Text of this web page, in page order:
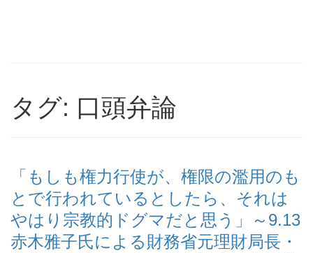
タグ: 口頭弁論
「もしも権力行使が、権限の濫用のも
とで行われているとしたら、それは
やはり宗教的ドグマだと思う」～9.13
赤木雅子氏による財務省元理財局長・